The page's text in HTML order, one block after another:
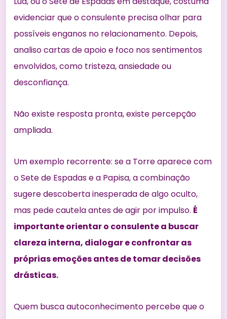
evidenciar que o consulente precisa olhar para
possíveis enganos no relacionamento. Depois,
analiso cartas de apoio e foco nos sentimentos
envolvidos, como tristeza, ansiedade ou
desconfiança.
Não existe resposta pronta, existe percepção
ampliada.
Um exemplo recorrente: se a Torre aparece com
o Sete de Espadas e a Papisa, a combinação
sugere descoberta inesperada de algo oculto,
mas pede cautela antes de agir por impulso. É
importante orientar o consulente a buscar
clareza interna, dialogar e confrontar as
próprias emoções antes de tomar decisões
drásticas.
Quem busca autoconhecimento percebe que o